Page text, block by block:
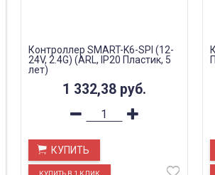
Контроллер SMART-K6-SPI (12-
24V, 2.4G) (ARL, IP20 Пластик, 5
лет)
1 332,38 руб.
КУПИТЬ